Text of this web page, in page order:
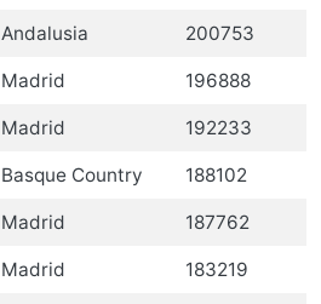
Andalusia 200753
Madrid 196888
Madrid 192233
Basque Country 188102
Madrid 187762
Madrid 183219